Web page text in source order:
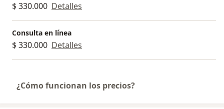
$ 330.000 Detalles
Consulta en línea
$ 330.000 Detalles
¿Cómo funcionan los precios?